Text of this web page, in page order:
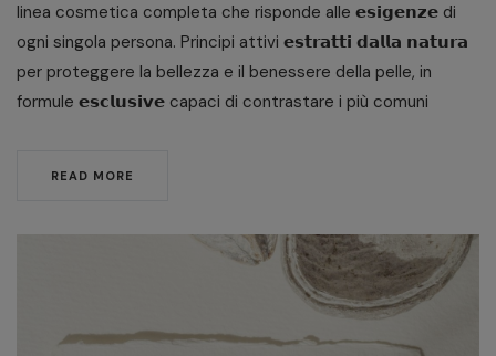
linea cosmetica completa che risponde alle 𝗲𝘀𝗶𝗴𝗲𝗻𝘇𝗲 di
ogni singola persona. Principi attivi 𝗲𝘀𝘁𝗿𝗮𝘁𝘁𝗶 𝗱𝗮𝗹𝗹𝗮 𝗻𝗮𝘁𝘂𝗿𝗮
per proteggere la bellezza e il benessere della pelle, in
formule 𝗲𝘀𝗰𝗹𝘂𝘀𝗶𝘃𝗲 capaci di contrastare i più comuni
READ MORE